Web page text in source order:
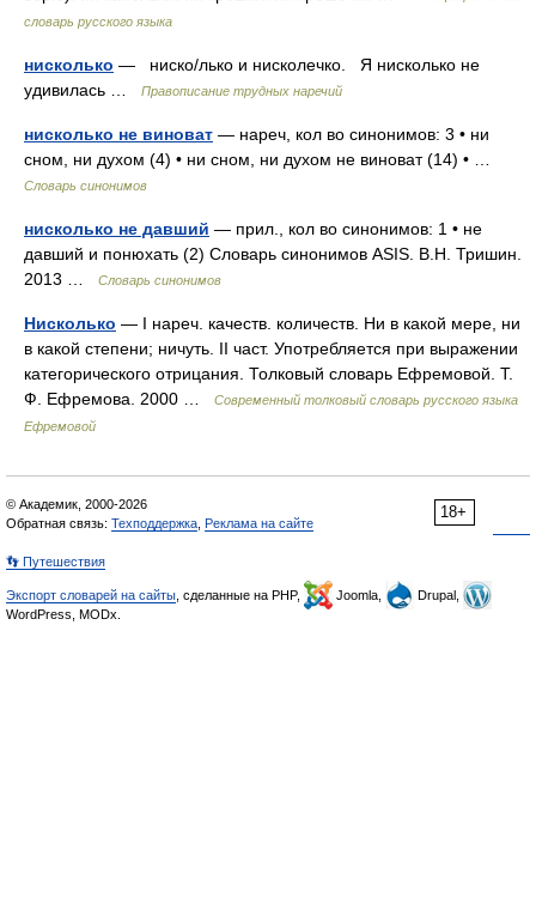
словарь русского языка
нисколько — ниско/лько и нисколечко. Я нисколько не
удивилась …
Правописание трудных наречий
нисколько не виноват — нареч, кол во синонимов: 3 • ни
сном, ни духом (4) • ни сном, ни духом не виноват (14) • …
Словарь синонимов
нисколько не давший — прил., кол во синонимов: 1 • не
давший и понюхать (2) Словарь синонимов ASIS. В.Н. Тришин.
2013 …
Словарь синонимов
Нисколько — I нареч. качеств. количеств. Ни в какой мере, ни
в какой степени; ничуть. II част. Употребляется при выражении
категорического отрицания. Толковый словарь Ефремовой. Т.
Ф. Ефремова. 2000 …
Современный толковый словарь русского языка
Ефремовой
18+
© Академик, 2000-2026
Обратная связь: Техподдержка Реклама на сайте
👣 Путешествия
Экспорт словарей на сайты , сделанные на PHP, Joomla,
Drupal,
WordPress, MODx.